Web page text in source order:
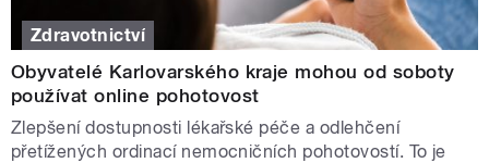
Zdravotnictví
Obyvatelé Karlovarského kraje mohou od soboty
používat online pohotovost
Zlepšení dostupnosti lékařské péče a odlehčení
přetížených ordinací nemocničních pohotovostí. To je